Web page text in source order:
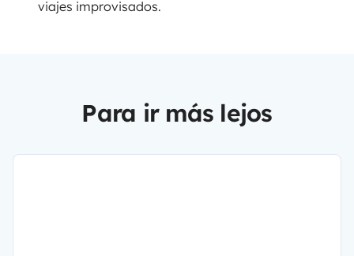
viajes improvisados.
Para ir más lejos